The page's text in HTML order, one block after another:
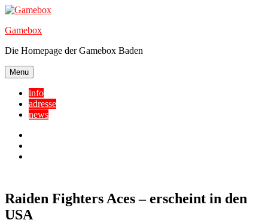
Skip
content
Gamebox
Die Homepage der Gamebox Baden
Menu
info
adresse
news
Raiden Fighters Aces – erscheint in den
USA